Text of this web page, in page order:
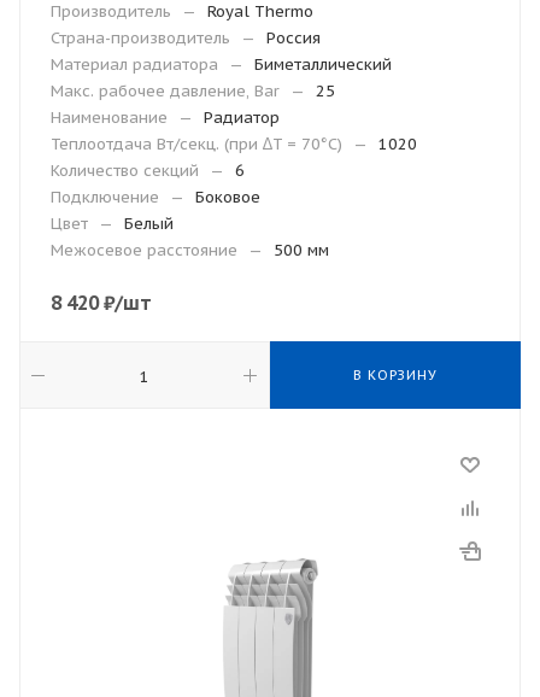
Производитель —
Royal Thermo
Страна-производитель
—
Россия
Материал радиатора
—
Биметаллический
Макс. рабочее давление, Bar
—
25
Наименование
—
Радиатор
Теплоотдача Вт/секц. (при ∆T = 70°C)
—
1020
Количество секций
—
6
Подключение
—
Боковое
Цвет
—
Белый
Межосевое расстояние
— 500 мм
8 420₽/шт
В КОРЗИНУ